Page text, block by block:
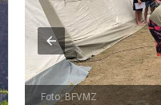
Foto: BFVMZ